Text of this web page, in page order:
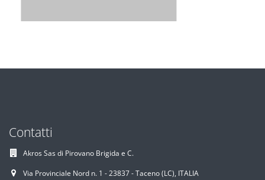
Contatti
Akros Sas di Pirovano Brigida e C.
Via Provinciale Nord n. 1 - 23837 - Taceno (LC), ITALIA